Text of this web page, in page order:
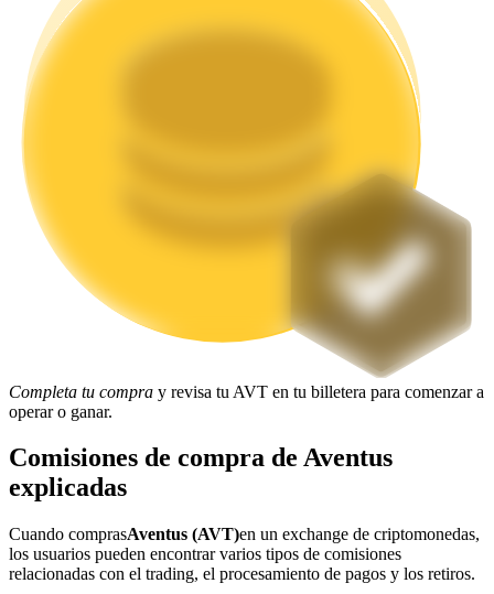
Launchpool
Participación flexible para ganar tokens populares
Bloqueos BTR
Completa tu compra y revisa tu AVT en tu billetera para comenzar a
operar o ganar.
Comisiones de compra de Aventus
explicadas
Cuando comprasAventus (AVT)en un exchange de criptomonedas,
los usuarios pueden encontrar varios tipos de comisiones
relacionadas con el trading, el procesamiento de pagos y los retiros.